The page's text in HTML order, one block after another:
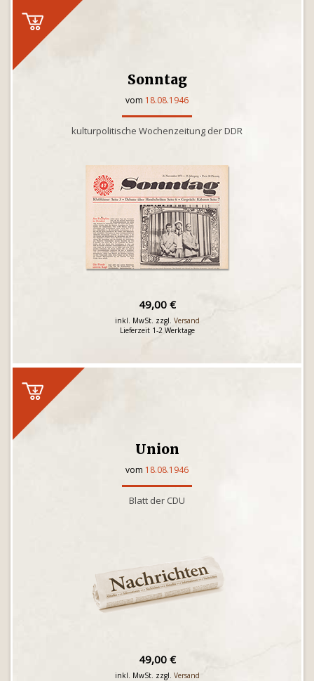
Sonntag
vom 18.08.1946
kulturpolitische Wochenzeitung der DDR
49,00 €
inkl. MwSt. zzgl. Versand
Lieferzeit 1-2 Werktage
Union
vom 18.08.1946
Blatt der CDU
49,00 €
inkl. MwSt. zzgl. Versand